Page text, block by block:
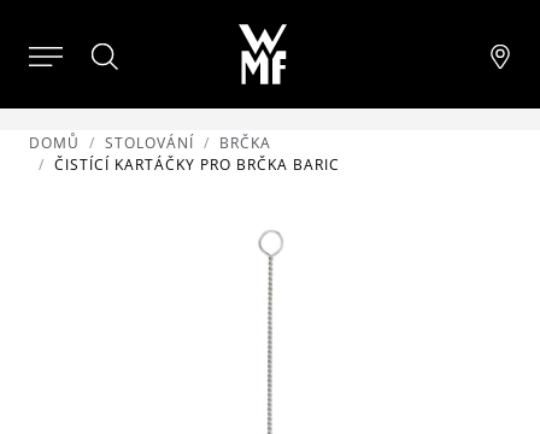
DOMŮ STOLOVÁNÍ
BRČKA
ČISTÍCÍ KARTÁČKY PRO BRČKA BARIC